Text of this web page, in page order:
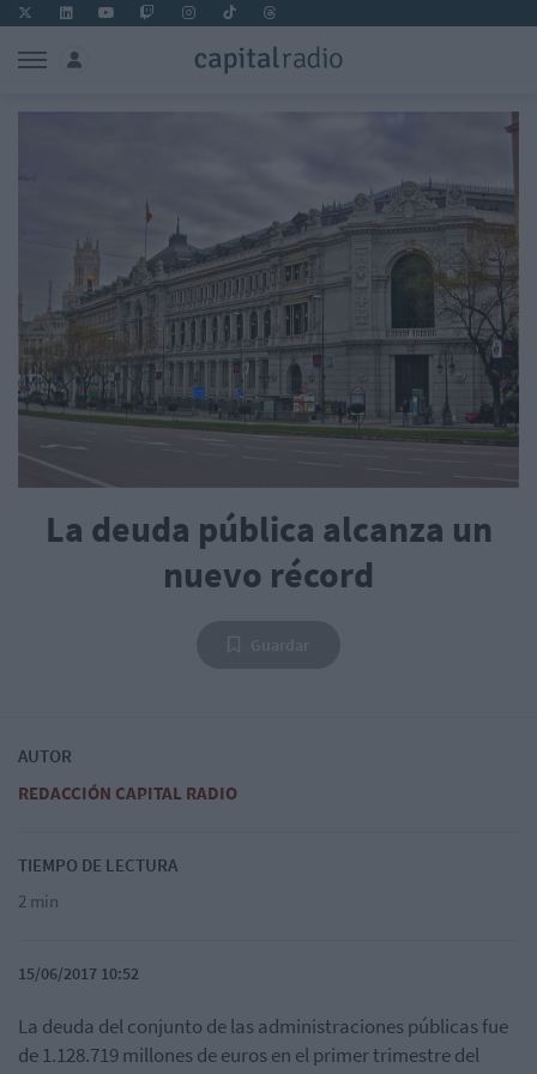
La deuda pública alcanza un
nuevo récord
AUTOR
REDACCIÓN CAPITAL RADIO
TIEMPO DE LECTURA
2 min
15/06/2017 10:52
La deuda del conjunto de las administraciones públicasfue
de 1.128.719 millones de euros en el primer trimestre del